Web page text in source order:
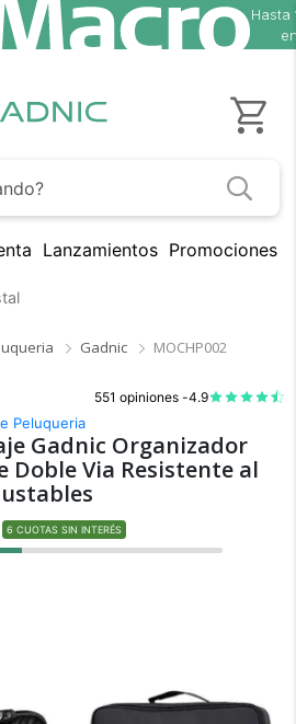
Hasta
Lanzamientos Promociones
Gadnic MOCHP002
551 opiniones -4.9
Peluqueria
Gadnic Organizador
Doble Via Resistente al
6 CUOTAS SIN INTERÉS